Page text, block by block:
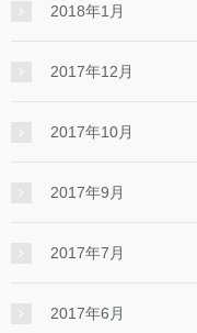
2018年1月
2017年12月
2017年10月
2017年9月
2017年7月
2017年6月